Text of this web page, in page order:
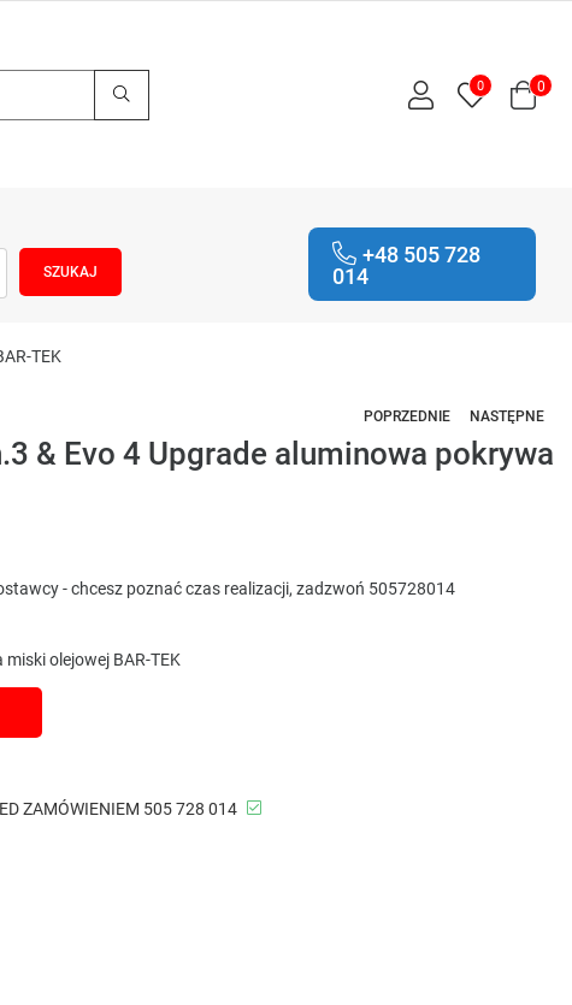
0 0
+48 505 728
014
TEK
POPRZEDNIE NASTĘPNE
& Evo 4 Upgrade aluminowa pokrywa
- chcesz poznać czas realizacji, zadzwoń 505728014
olejowej BAR-TEK
ZAMÓWIENIEM 505 728 014